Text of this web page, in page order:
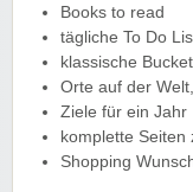
Books to read
tägliche To Do
klassische
Orte auf der
Ziele für ein Jahr
komplette Seiten
Shopping